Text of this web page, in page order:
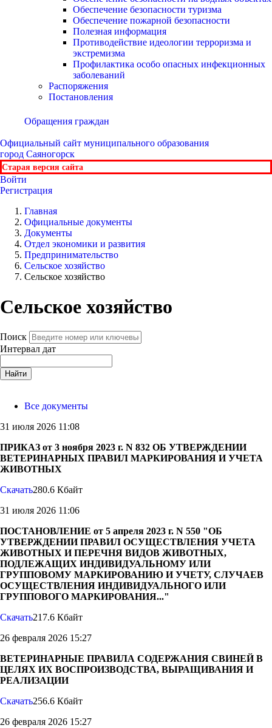
Обеспечение безопасности туризма
Обеспечение пожарной безопасности
Полезная информация
Противодействие идеологии терроризма и
экстремизма
Профилактика особо опасных инфекционных
заболеваний
Распоряжения
Постановления
Обращения граждан
Официальный сайт муниципального образования
город Саяногорск
Старая версия сайта
Войти
Регистрация
Главная
Официальные документы
Документы
Отдел экономики и развития
Предпринимательство
Сельское хозяйство
Сельское хозяйство
Сельское хозяйство
Поиск
Интервал дат
Найти
Все документы
31 июля 2026 11:08
ПРИКАЗ от 3 ноября 2023 г. N 832 ОБ УТВЕРЖДЕНИИ
ВЕТЕРИНАРНЫХ ПРАВИЛ МАРКИРОВАНИЯ И УЧЕТА
ЖИВОТНЫХ
Скачать280.6 Кбайт
31 июля 2026 11:06
ПОСТАНОВЛЕНИЕ от 5 апреля 2023 г. N 550 "ОБ
УТВЕРЖДЕНИИ ПРАВИЛ ОСУЩЕСТВЛЕНИЯ УЧЕТА
ЖИВОТНЫХ И ПЕРЕЧНЯ ВИДОВ ЖИВОТНЫХ,
ПОДЛЕЖАЩИХ ИНДИВИДУАЛЬНОМУ ИЛИ
ГРУППОВОМУ МАРКИРОВАНИЮ И УЧЕТУ, СЛУЧАЕВ
ОСУЩЕСТВЛЕНИЯ ИНДИВИДУАЛЬНОГО ИЛИ
ГРУППОВОГО МАРКИРОВАНИЯ..."
Скачать217.6 Кбайт
26 февраля 2026 15:27
ВЕТЕРИНАРНЫЕ ПРАВИЛА СОДЕРЖАНИЯ СВИНЕЙ В
ЦЕЛЯХ ИХ ВОСПРОИЗВОДСТВА, ВЫРАЩИВАНИЯ И
РЕАЛИЗАЦИИ
Скачать256.6 Кбайт
26 февраля 2026 15:27